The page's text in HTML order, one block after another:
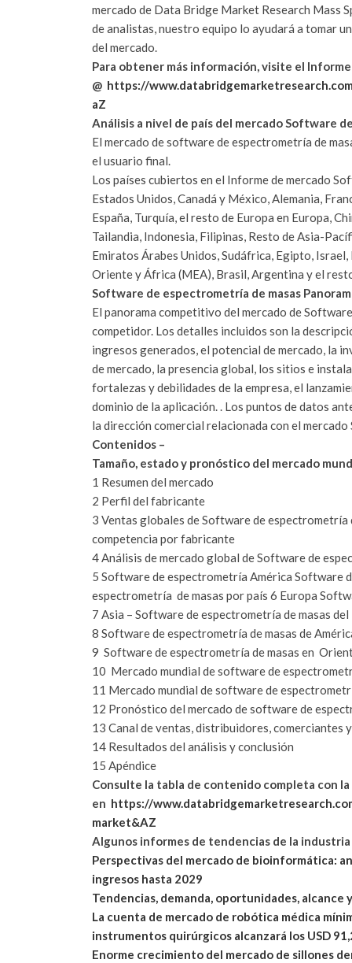
mercado de Data Bridge Market Research Mass
de analistas, nuestro equipo lo ayudará a tomar
del mercado.
Para obtener más información, visite el
@ https://
aZ
Análisis a nivel de país del mercado Software
El mercado de software de espectrometría de
el usuario final.
Los países cubiertos en el Informe de mercado
Estados Unidos, Canadá y México, Alemania,
España, Turquía, el resto de Europa en Europa,
Tailandia, Indonesia, Filipinas, Resto de Asia-
Emiratos Árabes Unidos, Sudáfrica, Egipto,
Oriente y África (MEA), Brasil, Argentina y el
Software de espectrometría de masas
El panorama competitivo del mercado de
competidor. Los detalles incluidos son la
ingresos generados, el potencial de mercado, la
de mercado, la presencia global, los sitios e
fortalezas y debilidades de la empresa, el
dominio de la aplicación. . Los puntos de datos
la dirección comercial relacionada con el
Contenidos –
Tamaño, estado y pronóstico del mercado
1 Resumen del mercado
2 Perfil del fabricante
3 Ventas globales de Software de
competencia por fabricante
4 Análisis de mercado global de Software de
5 Software de espectrometría América Software
espectrometría de masas por país 6 Europa
7 Asia – Software de espectrometría de masas
8 Software de espectrometría de masas de
9 Software de espectrometría de masas en
10 Mercado mundial de software de
11 Mercado mundial de software de
12 Pronóstico del mercado de software de
13 Canal de ventas, distribuidores, comerciantes
14 Resultados del análisis y conclusión
15 Apéndice
Consulte la tabla de contenido completa con
en https://
market&AZ
Algunos informes de tendencias de la industria
Perspectivas del mercado de bioinformática:
ingresos hasta 2029
Tendencias, demanda, oportunidades, alcance
La cuenta de mercado de robótica médica
instrumentos quirúrgicos alcanzará los USD
Enorme crecimiento del mercado de sillones